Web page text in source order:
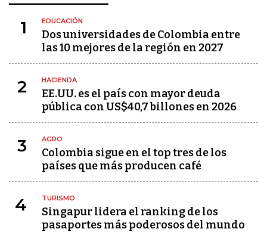
1 EDUCACIÓN
Dos universidades de Colombia entre
las 10 mejores de la región en 2027
2 HACIENDA
EE.UU. es el país con mayor deuda
pública con US$40,7 billones en 2026
3 AGRO
Colombia sigue en el top tres de los
países que más producen café
4 TURISMO
Singapur lidera el ranking de los
pasaportes más poderosos del mundo